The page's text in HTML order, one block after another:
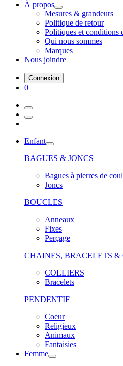
À propos
Mesures & grandeurs
Politique de retour
Politiques et conditions
Qui nous sommes
Marques
Nous joindre
Connexion
0
Enfant
BAGUES & JONCS
Bagues à pierres de
Joncs
BOUCLES
Anneaux
Fixes
Perçage
CHAINES, BRACELETS &
COLLIERS
Bracelets
PENDENTIF
Coeur
Religieux
Animaux
Fantaisies
Femme